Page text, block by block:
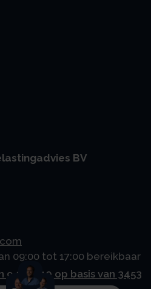
BV
09:00 tot 17:00 bereikbaar
uit 10 op basis van 3453